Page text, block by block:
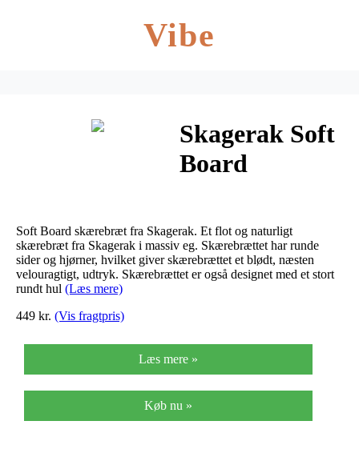
Vibe
Skagerak Soft
Board
Lille
Soft Board skærebræt fra Skagerak. Et flot og naturligt
skærebræt fra Skagerak i massiv eg. Skærebrættet har runde
sider og hjørner, hvilket giver skærebrættet et blødt, næsten
velouragtigt, udtryk. Skærebrættet er også designet med et stort
rundt hul (Læs mere)
449 kr. (Vis fragtpris)
Læs mere »
Køb nu »